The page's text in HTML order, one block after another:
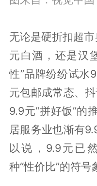
无论是硬折扣超
元白酒，还是汉
性”品牌纷纷试水
元包邮成常态、
9.9元“拼好饭”的
居服务业也渐有
以说，9.9元已
种“性价比”的符号